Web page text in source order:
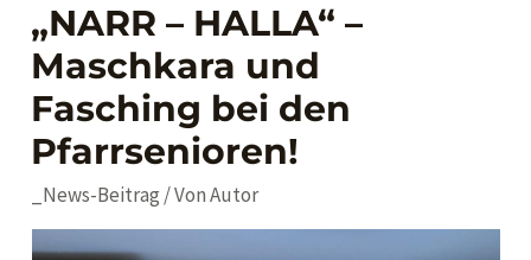
„NARR – HALLA“ –
Maschkara und
Fasching bei den
Pfarrsenioren!
_News-Beitrag / VonAutor